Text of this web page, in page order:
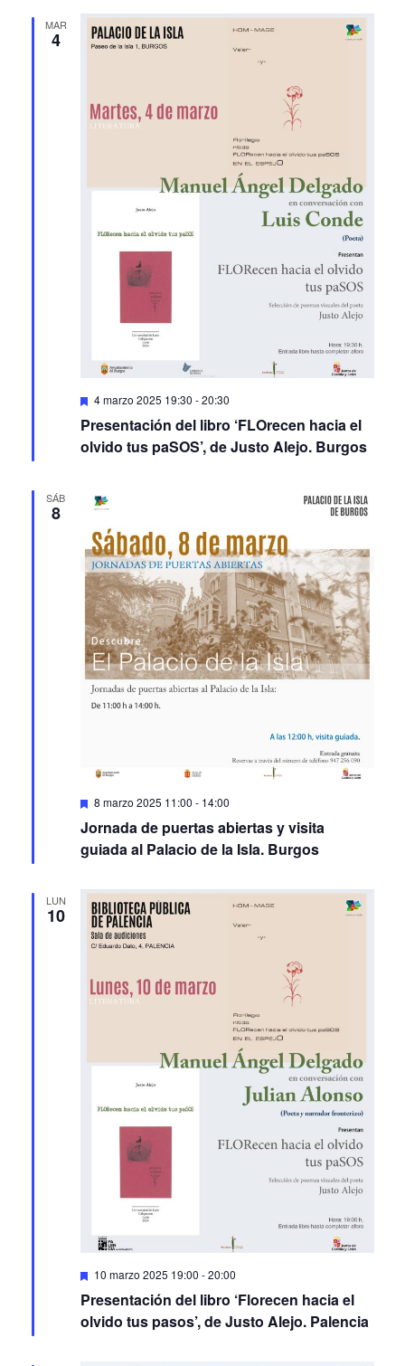
MAR
4
Featured
4 marzo 2025 19:30 -20:30
Presentación del libro ‘FLOrecen hacia el
olvido tus paSOS’, de Justo Alejo. Burgos
SÁB
8
Featured
8 marzo 2025 11:00 - 14:00
Jornada de puertas abiertas y visita
guiada al Palacio de la Isla. Burgos
LUN
10
Featured
10 marzo 2025 19:00 -20:00
Presentación del libro ‘Florecen hacia el
olvido tus pasos’, de Justo Alejo. Palencia